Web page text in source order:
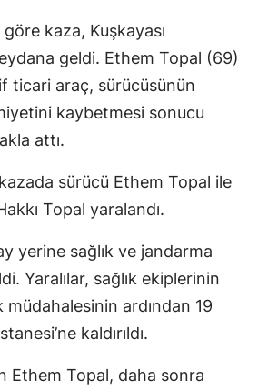
kaza, Kuşkayası
geldi. Ethem Topal (69)
ticari araç, sürücüsünün
kaybetmesi sonucu
attı.
sürücü Ethem Topal ile
Topal yaralandı.
yerine sağlık ve jandarma
Yaralılar, sağlık ekiplerinin
ardından 19
kaldırıldı.
Ethem Topal, daha sonra